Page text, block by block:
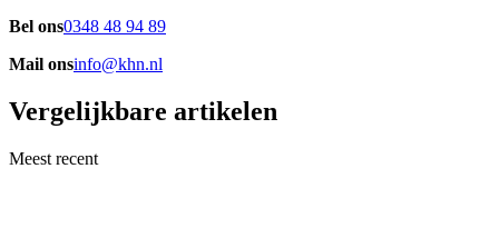
Bel ons0348 48 94 89
Mail onsinfo@khn.nl
Vergelijkbare artikelen
Meest recent